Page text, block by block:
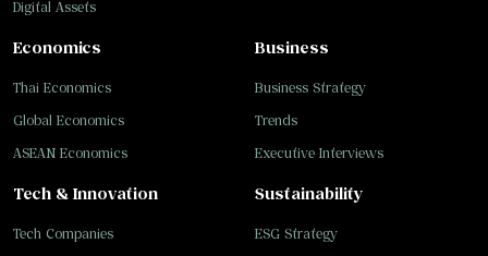
Digital Assets
Business
Business Strategy
Trends
Executive Interviews
Tech & Innovation
Tech Companies
Sustainability
ESG Strategy
Economics
Thai Economics
Global Economics
ASEAN Economics